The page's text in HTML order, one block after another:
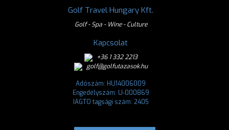
Golf Travel Hungary Kft.
Golf - Spa - Wine - Culture
Kapcsolat
+36 1 332 2213
golf@golfutazasok.hu
Adószám: HU14006009
Engedélyszám: U-000869
IAGTO tagsági szám: 2405